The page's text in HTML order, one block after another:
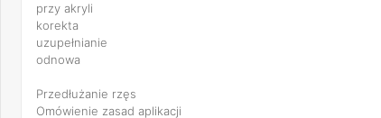
przy akryli
korekta
uzupełnianie
odnowa
Przedłużanie rzęs
Omówienie zasad aplikacji